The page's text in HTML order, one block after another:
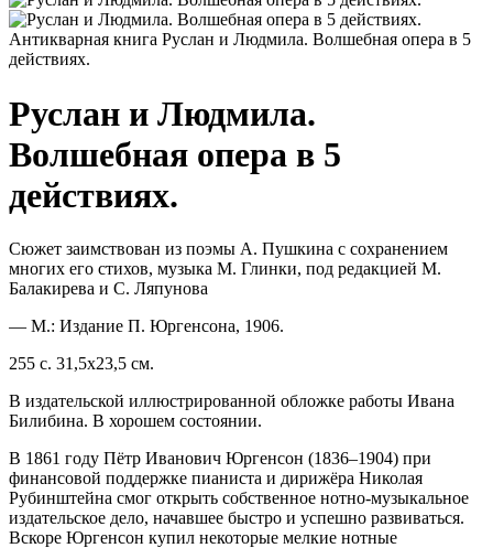
Антикварная книга Руслан и Людмила. Волшебная опера в 5
действиях.
Руслан и Людмила.
Волшебная опера в 5
действиях.
Сюжет заимствован из поэмы А. Пушкина с сохранением
многих его стихов, музыка М. Глинки, под редакцией М.
Балакирева и С. Ляпунова
— М.: Издание П. Юргенсона, 1906.
255 с. 31,5х23,5 см.
В издательской иллюстрированной обложке работы Ивана
Билибина. В хорошем состоянии.
В 1861 году Пётр Иванович Юргенсон (1836–1904) при
финансовой поддержке пианиста и дирижёра Николая
Рубинштейна смог открыть собственное нотно-музыкальное
издательское дело, начавшее быстро и успешно развиваться.
Вскоре Юргенсон купил некоторые мелкие нотные